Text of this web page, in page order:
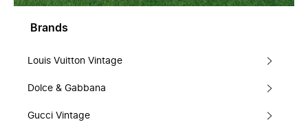
Brands
Louis Vuitton Vintage
Dolce & Gabbana
Gucci Vintage